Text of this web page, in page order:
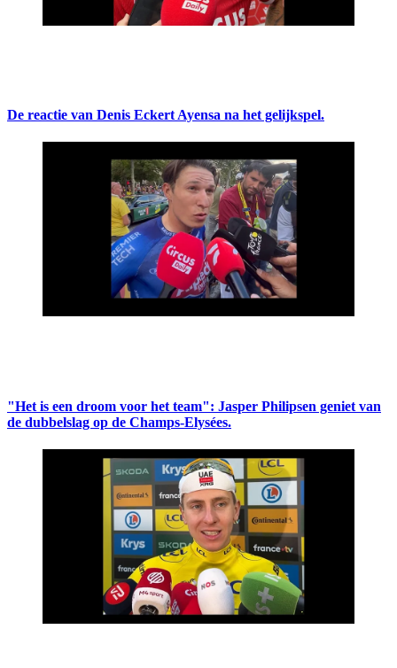
De reactie van Denis Eckert Ayensa na het gelijkspel.
"Het is een droom voor het team": Jasper Philipsen geniet van
de dubbelslag op de Champs-Elysées.